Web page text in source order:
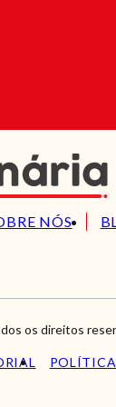
NÓS
os direitos
POLÍTICA